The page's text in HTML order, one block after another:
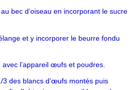
bec d’oiseau en incorporant le sucre
et y incorporer le beurre fondu
l’appareil œufs et poudres.
des blancs d’œufs montés puis